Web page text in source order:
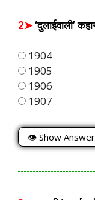
2➤‘दुलाईवाली’
1904
1905
1906
1907
👁 Show Answer